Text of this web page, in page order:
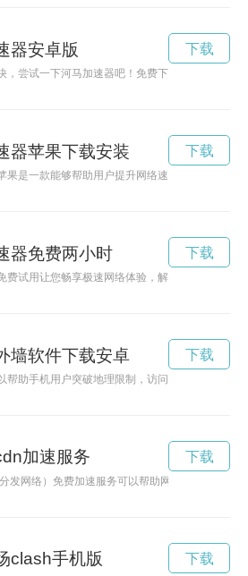
器安卓版
，尝试一下河马加速器吧！免费下载安装，让你
下载
器苹果下载安装
果是一款能够帮助用户提升网络速度，让网络使
下载
器免费两小时
费试用让您畅享极速网络体验，解决网络延迟、
下载
墙软件下载安卓
帮助手机用户突破地理限制，访问被封锁的网站
下载
加速服务
发网络）免费加速服务可以帮助网站快速加载，
下载
clash手机版 下载